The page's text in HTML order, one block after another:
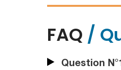
FAQ /
Question